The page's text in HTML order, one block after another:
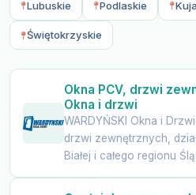
Lubuskie Podlaskie
Świętokrzyskie
Okna PCV, drzwi
Okna i drzwi
WARDYŃSKI Okna i
drzwi zewnętrznych,
Białej i całego regionu